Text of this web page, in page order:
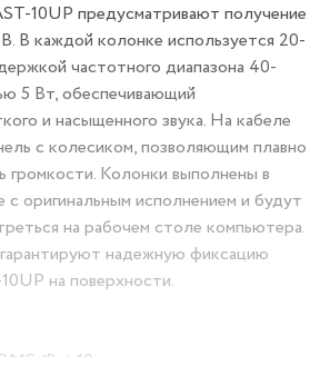
10UP предусматривают получение
В каждой колонке используется 20-
частотного диапазона 40-
5 Вт, обеспечивающий
и насыщенного звука. На кабеле
с колесиком, позволяющим плавно
громкости. Колонки выполнены в
с оригинальным исполнением и будут
на рабочем столе компьютера.
надежную фиксацию
на поверхности.
(Вт) 10